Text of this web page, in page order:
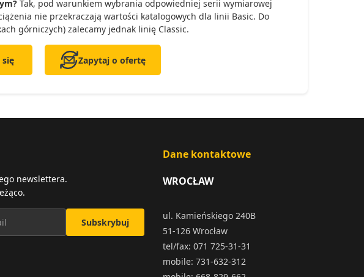
Tak, pod warunkiem wybrania odpowiedniej serii wymiarowej
nie przekraczają wartości katalogowych dla linii Basic. Do
górniczych) zalecamy jednak linię Classic.
Zapytaj o ofertę
newslettera.
Subskrybuj
Dane kontaktowe
WROCŁAW
ul. Kamieńskiego 240B
51-126 Wrocław
tel/fax: 071 725-31-31
mobile: 731-632-312